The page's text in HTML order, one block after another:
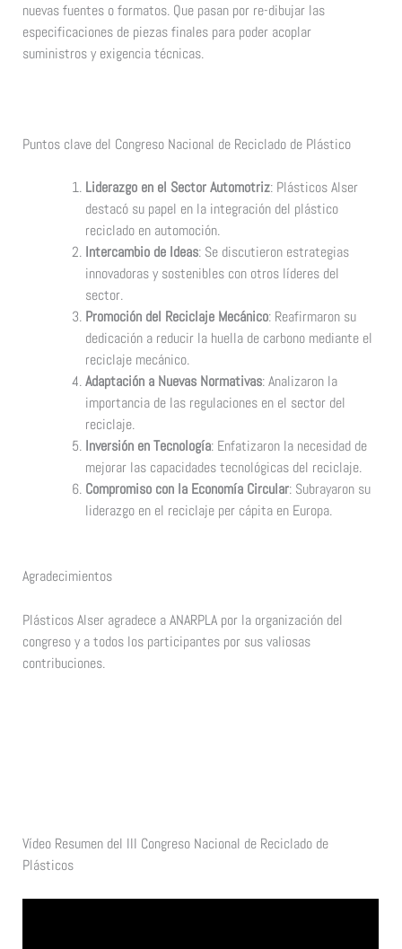
nuevas fuentes o formatos. Que pasan por re-dibujar las
especificaciones de piezas finales para poder acoplar
suministros y exigencia técnicas.
Puntos clave del Congreso Nacional de Reciclado de Plástico
Liderazgo en el Sector Automotriz: Plásticos Alser
destacó su papel en la integración del plástico
reciclado en automoción.
Intercambio de Ideas: Se discutieron estrategias
innovadoras y sostenibles con otros líderes del
sector.
Promoción del Reciclaje Mecánico: Reafirmaron su
dedicación a reducir la huella de carbono mediante el
reciclaje mecánico.
Adaptación a Nuevas Normativas: Analizaron la
importancia de las regulaciones en el sector del
reciclaje.
Inversión en Tecnología: Enfatizaron la necesidad de
mejorar las capacidades tecnológicas del reciclaje.
Compromiso con la Economía Circular: Subrayaron su
liderazgo en el reciclaje per cápita en Europa.
Agradecimientos
Plásticos Alser agradece a ANARPLA por la organización del
congreso y a todos los participantes por sus valiosas
contribuciones.
Vídeo Resumen del III Congreso Nacional de Reciclado de
Plásticos